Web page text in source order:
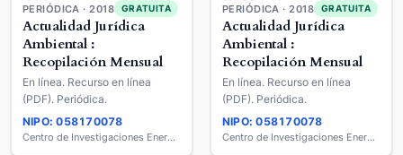
PERIÓDICA · 2018 GRATUITA
Actualidad Jurídica
Ambiental :
Recopilación Mensual
En línea. Recurso en línea
NIPO: 058170078
PERIÓDICA · 2018 GRATUITA
Actualidad Jurídica
Ambiental :
Recopilación Mensual
En línea. Recurso en línea
NIPO: 058170078